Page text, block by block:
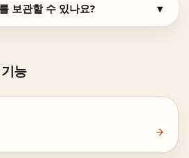
보관할 수 있나요? ▾
능